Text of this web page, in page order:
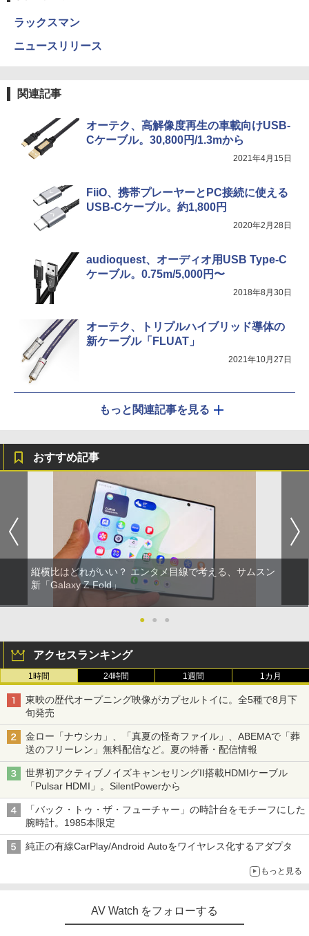
ラックスマン
ニュースリリース
関連記事
オーテク、高解像度再生の車載向けUSB-
Cケーブル。30,800円/1.3mから
2021年4月15日
FiiO、携帯プレーヤーとPC接続に使える
USB-Cケーブル。約1,800円
2020年2月28日
audioquest、オーディオ用USB Type-C
ケーブル。0.75m/5,000円〜
2018年8月30日
オーテク、トリプルハイブリッド導体の
新ケーブル「FLUAT」
2021年10月27日
もっと関連記事を見る
おすすめ記事
縦横比はどれがいい？ エンタメ目線で考える、サムスン
新「Galaxy Z Fold」
● ● ●
アクセスランキング
1時間 24時間 1週間 1カ月
東映の歴代オープニング映像がカプセルトイに。全5種で8月下
旬発売
金ロー「ナウシカ」、「真夏の怪奇ファイル」、ABEMAで「葬
送のフリーレン」無料配信など。夏の特番・配信情報
世界初アクティブノイズキャンセリングII搭載HDMIケーブル
「Pulsar HDMI」。SilentPowerから
「バック・トゥ・ザ・フューチャー」の時計台をモチーフにした
腕時計。1985本限定
純正の有線CarPlay/Android Autoをワイヤレス化するアダプタ
もっと見る
AV Watch をフォローする